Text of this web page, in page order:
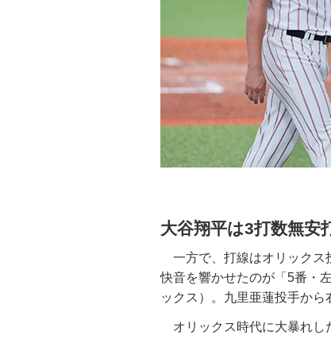
大谷翔平は3打数無
一方で、打線はオリックス
快音を響かせたのが「5番・
ックス）。九里亜蓮投手から
オリックス時代に大暴れし